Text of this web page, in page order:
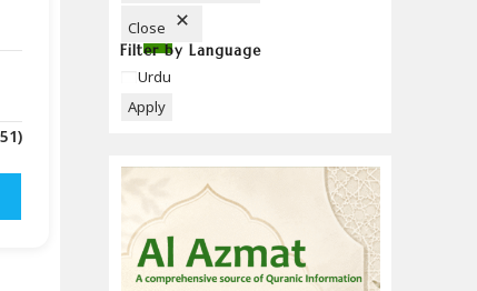
(Downloads - 51)
Close
Filter by Language
Language
Urdu
Apply